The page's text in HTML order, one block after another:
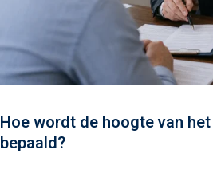
Hoe wordt de hoogte van
bepaald?